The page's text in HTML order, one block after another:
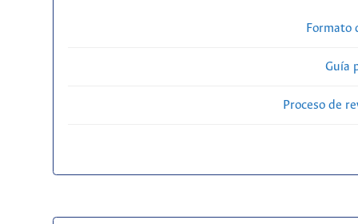
Formato
Guía
Proceso de